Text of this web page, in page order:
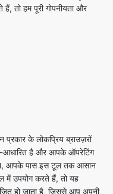
के लोकप्रिय ब्राउज़रों
आपके पास इस टूल तक आसान
उपयोग करते हैं, तो यह
हो जाता है, जिससे आप अपनी
टैबलेट कंप्यूटर या मोबाइल